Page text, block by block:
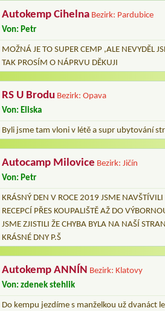
Autokemp Cihelna Bezirk: Pardubice
Von: Petr
MOŽNÁ JE TO SUPER CEMP ,ALE NEVYDĚL
TAK PROSÍM O NÁPRVU DĚKUJI
RS U Brodu Bezirk: Opava
Von: Eliska
Byli jsme tam vloni v létě a supr ubytování
Autocamp Milovice Bezirk: Jičín
Von: Petr
KRÁSNÝ DEN V ROCE 2019 JSME NAVŠTÍVILI
RECEPCÍ PŘES KOUPALIŠTĚ AŽ DO
JSME ZJISTILI ŽE CHYBA BYLA NA NAŠÍ
KRÁSNÉ DNY P.Š
Autokemp ANNÍN Bezirk: Klatovy
Von: zdenek stehlik
Do kempu jezdíme s manželkou už dvanáct